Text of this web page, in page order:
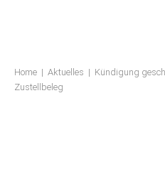
TEAM
Home | Aktuelles | Kündigung
Zustellbeleg